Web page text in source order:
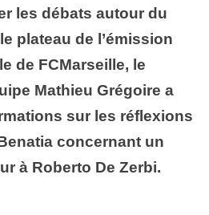
les débats autour du
plateau de l’émission
de FCMarseille, le
Mathieu Grégoire a
sur les réflexions
concernant un
à Roberto De Zerbi.